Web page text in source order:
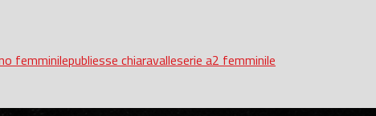
femminilepubliesse chiaravalleserie a2 femminile